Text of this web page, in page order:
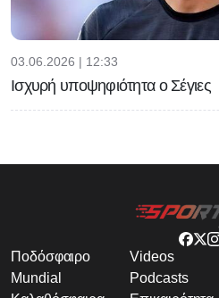
03.06.2026 | 12:33
Ισχυρή υποψηφιότητα ο Σέγιες
Ποδόσφαιρο
Mundial
Videos
Podcasts